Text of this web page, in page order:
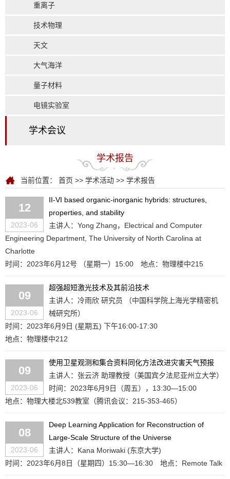
重离子
技术物理
天文
大气海洋
量子材料
电镜实验室
学术会议
学术报告
当前位置： 首页 >> 学术活动 >> 学术报告
12
2023-06
II-VI based organic-inorganic hybrids: structures,
properties, and stability
主讲人：Yong Zhang，Electrical and Computer
Engineering Department, The University of North Carolina at
Charlotte
时间：2023年6月12号 （星期一）15:00
地点：物理楼中215
09
2023-06
超强超短激光技术及其前沿技术
主讲人：冷雨欣 研究员 （中国科学院上海光学精密机
械研究所）
时间：2023年6月9日 (星期五) 下午16:00-17:30
地点：物理楼中212
09
2023-06
使用卫星观测和集合资料同化方法改进灾害天气预报
主讲人：张云济 助理教授（美国宾夕法尼亚州立大学）
时间：2023年6月9日（周五），13:30—15:00
地点：物理大楼北539教室（腾讯会议：215-353-465）
08
2023-06
Deep Learning Application for Reconstruction of
Large-Scale Structure of the Universe
主讲人：Kana Moriwaki (东京大学)
时间：2023年6月8日（星期四）15:30—16:30
地点：Remote Talk